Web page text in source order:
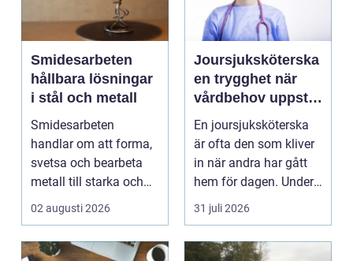
Smidesarbeten
hållbara lösningar
i stål och metall
Smidesarbeten
handlar om att forma,
svetsa och bearbeta
metall till starka och
hållbara konstruktion...
02 augusti 2026
Joursjuksköterska
en trygghet när
vårdbehov uppstår
dygnet runt
En joursjuksköterska
är ofta den som kliver
in när andra har gått
hem för dagen. Under
sena kvällar,...
31 juli 2026